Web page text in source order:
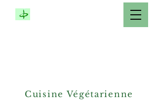
Cuisine Végétarienne